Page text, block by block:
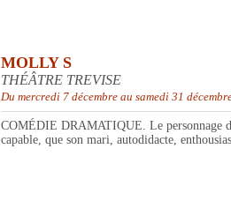
MOLLY S
THÉÂTRE TREVISE
Du mercredi 7 décembre au samedi 31
COMÉDIE DRAMATIQUE. Le personnage
capable, que son mari, autodidacte,